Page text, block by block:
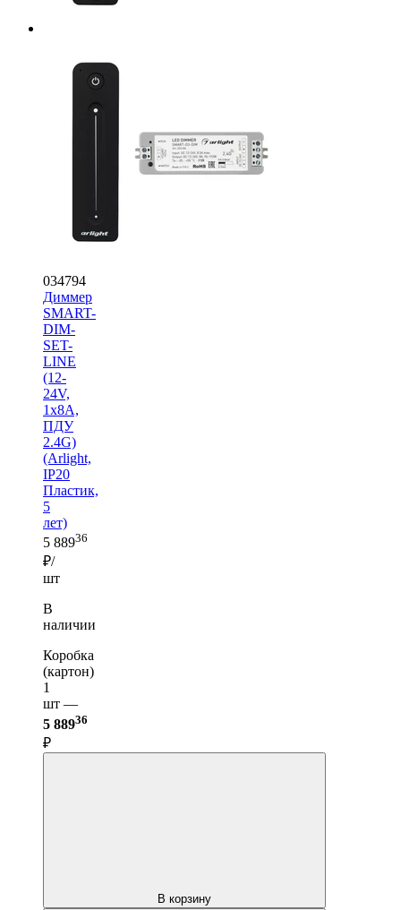
034794
Диммер
SMART-
DIM-
SET-
LINE
(12-
24V,
1x8A,
ПДУ
2.4G)
(Arlight,
IP20
Пластик,
5
лет)
5 88936
₽/
шт
В
наличии
Коробка
(картон)
1
шт —
5 88936
₽
В корзину